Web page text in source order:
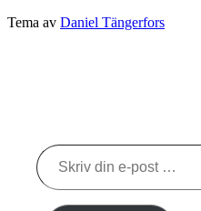
Tema av Daniel Tängerfors
Skriv
din
e-